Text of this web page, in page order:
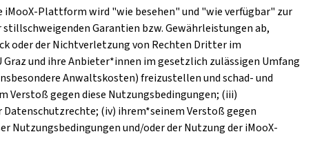
Plattform wird "wie besehen" und "wie verfügbar" zur
Garantien bzw. Gewährleistungen ab,
oder der Nichtverletzung von Rechten Dritter im
und ihre Anbieter*innen im gesetzlich zulässigen Umfang
Anwaltskosten) freizustellen und schad- und
Verstoß gegen diese Nutzungsbedingungen; (iii)
(iv) ihrem*seinem Verstoß gegen
Nutzungsbedingungen und/oder der Nutzung der iMooX-